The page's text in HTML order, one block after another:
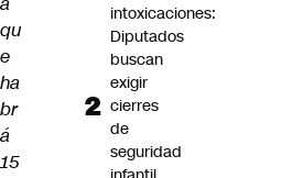
qu
e
ha
br
á
15
intoxicaciones:
Diputados
buscan
exigir
cierres
de
seguridad